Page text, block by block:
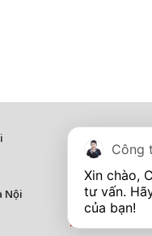
I'm online
Nội
I''m online
Hotline:
Công
Xin chào,
tư vấn.